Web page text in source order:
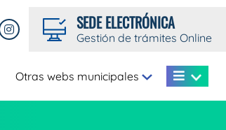
SEDE ELECTRÓNICA
Gestión de trámites Online
Otras webs municipales